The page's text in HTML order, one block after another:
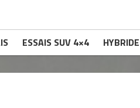
ESSAIS SUV 4×4 HYBRIDE